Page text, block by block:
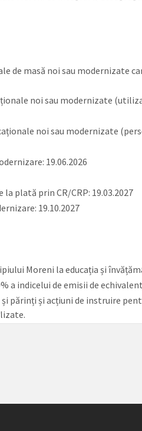
de masă noi sau modernizate
noi sau modernizate
noi sau modernizate
19.06.2026
plată prin CR/CRP: 19.03.2027
19.10.2027
Moreni la educația și
a indicelui de emisii de echivalent
părinți și acțiuni de instruire